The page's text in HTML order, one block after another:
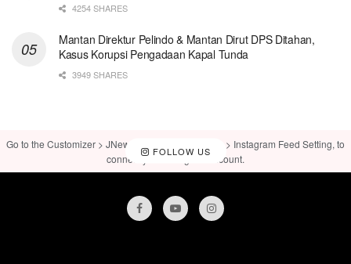
4254 SHARES
Mantan Direktur Pelindo & Mantan Dirut DPS Ditahan,
Kasus Korupsi Pengadaan Kapal Tunda
3949 SHARES
FOLLOW US
Go to the Customizer > JNews : Social, Like & View > Instagram Feed Setting, to
connect your Instagram account.